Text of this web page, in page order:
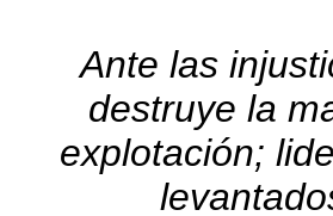
Ante las
destruye la
explotación;